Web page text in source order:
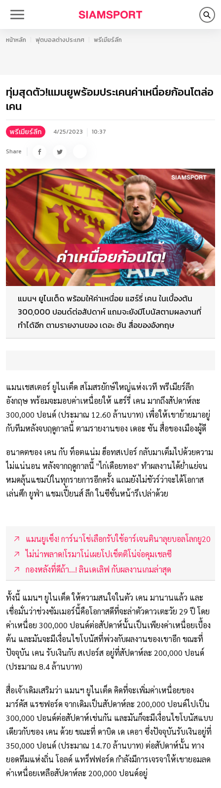
หน้าหลัก ฟุตบอลต่างประเทศ พรีเมียร์ลีก
ทุ่มสุดตัว!แมนยูพร้อมประเคนค่าเหนื่อยก้อนโตล่อ
เคน
พรีเมียร์ลีก 4/25/2023 10:37
Share
แมนฯ ยูไนเต็ด พร้อมให้ค่าเหนื่อย แฮร์รี่ เคน ในเบื้องต้น
300,000 ปอนด์ต่อสัปดาห์ แถมจะยังมีโบนัสตามผลงานที่
ทำได้อีก ตามรายงานของ เดอะ ซัน สื่อของอังกฤษ
แมนเชสเตอร์ ยูไนเต็ด สโมสรยักษ์ใหญ่แห่งเวที พรีเมียร์ลีก
อังกฤษ พร้อมจะมอบค่าเหนื่อยให้ แฮร์รี่ เคน มากถึงสัปดาห์ละ
300,000 ปอนด์ (ประมาณ 12.60 ล้านบาท) เพื่อให้เขาย้ายมาอยู่
กับทีมหลังจบฤดูกาลนี้ ตามรายงานของ เดอะ ซัน สื่อของเมืองผู้ดี
อนาคตของ เคน กับ ท็อตแน่ม ฮ็อทสเปอร์ กลับมาเต็มไปด้วยความ
ไม่แน่นอน หลังจากฤดูกาลนี้ "ไก่เดือยทอง" ทำผลงานได้ย่ำแย่จน
หมดลุ้นแชมป์ในทุกรายการอีกครั้ง แถมยังไม่ชัวร์ว่าจะได้โอกาส
เล่นศึก ยูฟ่า แชมเปี้ยนส์ ลีก ในซีซั่นหน้ารึเปล่าด้วย
แมนยูเซ็ง! การ์นาโช่เลือกรับใช้อาร์เจนตินาลุยบอลโลกยู20
ไม่น่าพลาด!โรมาโน่เผยโปเช็ตติโน่จ่อคุมเชลซี
กองหลังที่ดีถ้า...! ลินเดเลิฟ กับผลงานเกมล่าสุด
ทั้งนี้ แมนฯ ยูไนเต็ด ให้ความสนใจในตัว เคน มานานแล้ว และ
เชื่อมั่นว่าช่วงซัมเมอร์นี้คือโอกาสดีที่จะล่าตัวดาวเตะวัย 29 ปี โดย
ค่าเหนื่อย 300,000 ปอนด์ต่อสัปดาห์นั้นเป็นเพียงค่าเหนื่อยเบื้อง
ต้น และมันจะมีเงื่อนไขโบนัสที่พ่วงกับผลงานของเขาอีก ขณะที่
ปัจจุบัน เคน รับเงินกับ สเปอร์ส อยู่ที่สัปดาห์ละ 200,000 ปอนด์
(ประมาณ 8.4 ล้านบาท)
สื่อเจ้าเดิมเสริมว่า แมนฯ ยูไนเต็ด คิดที่จะเพิ่มค่าเหนื่อยของ
มาร์คัส แรชฟอร์ด จากเดิมเป็นสัปดาห์ละ 200,000 ปอนด์ไปเป็น
300,000 ปอนด์ต่อสัปดาห์เช่นกัน และมันก็จะมีเงื่อนไขโบนัสแบบ
เดียวกับของ เคน ด้วย ขณะที่ ดาบิด เด เคอา ซึ่งปัจจุบันรับเงินอยู่ที่
350,000 ปอนด์ (ประมาณ 14.70 ล้านบาท) ต่อสัปดาห์นั้น ทาง
ยอดทีมแห่งถิ่น โอลด์ แทร็ฟฟอร์ด กำลังมีการเจรจาให้เขายอมลด
ค่าเหนื่อยเหลือสัปดาห์ละ 200,000 ปอนด์อยู่